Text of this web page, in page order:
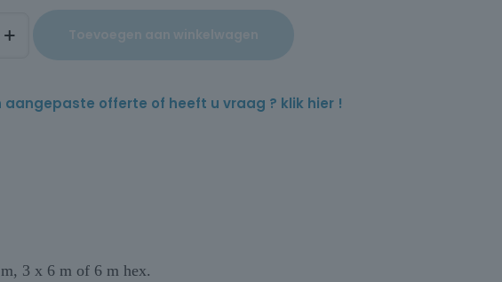
aangepaste offerte of heeft u vraag ? klik hier !
3 x 6 m of 6 m hex.